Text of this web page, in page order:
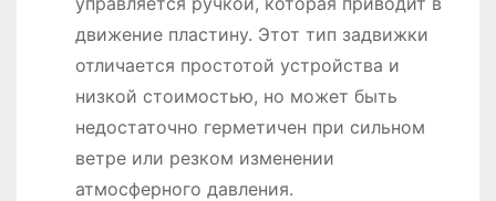
движение пластину. Этот тип задвижки
отличается простотой устройства и
низкой стоимостью, но может быть
недостаточно герметичен при сильном
ветре или резком изменении
атмосферного давления.